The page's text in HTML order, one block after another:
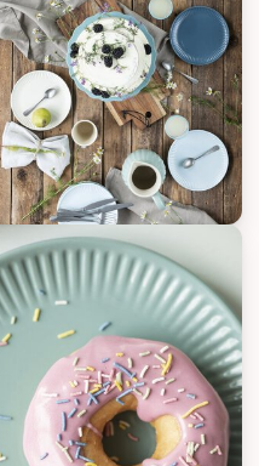
Bild 9
Laursen Frühstücksteller